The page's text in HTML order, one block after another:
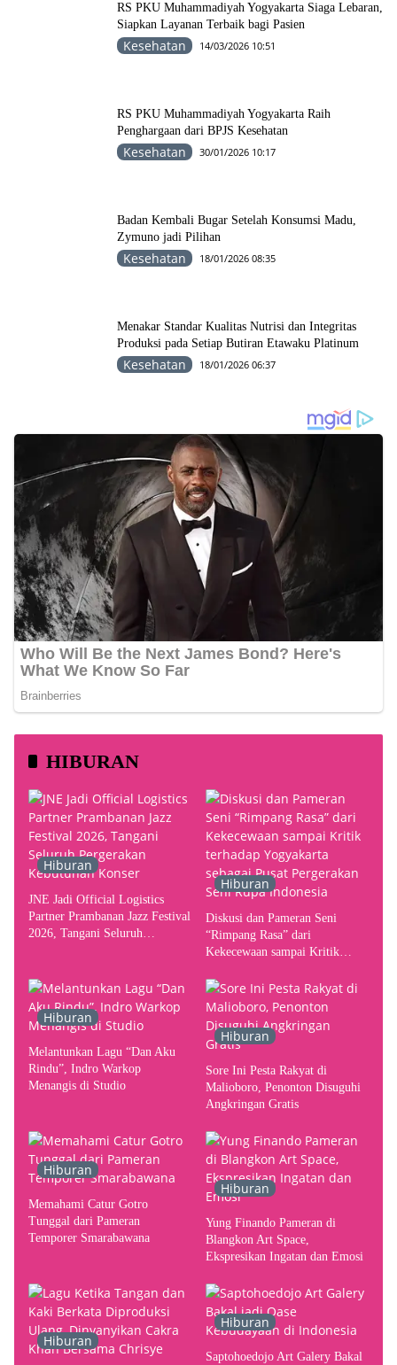
RS PKU Muhammadiyah Yogyakarta Siaga Lebaran,
Siapkan Layanan Terbaik bagi Pasien
Kesehatan 14/03/2026 10:51
RS PKU Muhammadiyah Yogyakarta Raih
Penghargaan dari BPJS Kesehatan
Kesehatan 30/01/2026 10:17
Badan Kembali Bugar Setelah Konsumsi Madu,
Zymuno jadi Pilihan
Kesehatan 18/01/2026 08:35
Menakar Standar Kualitas Nutrisi dan Integritas
Produksi pada Setiap Butiran Etawaku Platinum
Kesehatan 18/01/2026 06:37
HIBURAN
Hiburan
JNE Jadi Official Logistics
Partner Prambanan Jazz Festival
2026, Tangani Seluruh
Hiburan
Diskusi dan Pameran Seni
“Rimpang Rasa” dari
Kekecewaan sampai Kritik
Pusat Pergerakan Seni Rupa
Indonesia
Hiburan
Melantunkan Lagu “Dan Aku
Rindu”, Indro Warkop
Menangis di Studio
Hiburan
Sore Ini Pesta Rakyat di
Malioboro, Penonton Disuguhi
Angkringan Gratis
Hiburan
Memahami Catur Gotro
Tunggal dari Pameran
Temporer Smarabawana
Hiburan
Yung Finando Pameran di
Blangkon Art Space,
Ekspresikan Ingatan dan Emosi
Hiburan
Hiburan
Saptohoedojo Art Galery Bakal